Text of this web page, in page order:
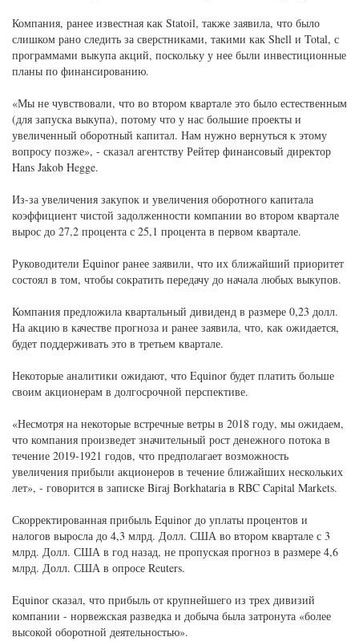
Компания, ранее известная как Statoil, также заявила, что было
слишком рано следить за сверстниками, такими как Shell и Total, с
программами выкупа акций, поскольку у нее были инвестиционные
планы по финансированию.
«Мы не чувствовали, что во втором квартале это было естественным
(для запуска выкупа), потому что у нас большие проекты и
увеличенный оборотный капитал. Нам нужно вернуться к этому
вопросу позже», - сказал агентству Рейтер финансовый директор
Hans Jakob Hegge.
Из-за увеличения закупок и увеличения оборотного капитала
коэффициент чистой задолженности компании во втором квартале
вырос до 27,2 процента с 25,1 процента в первом квартале.
Руководители Equinor ранее заявили, что их ближайший приоритет
состоял в том, чтобы сократить передачу до начала любых выкупов.
Компания предложила квартальный дивиденд в размере 0,23 долл.
На акцию в качестве прогноза и ранее заявила, что, как ожидается,
будет поддерживать это в третьем квартале.
Некоторые аналитики ожидают, что Equinor будет платить больше
своим акционерам в долгосрочной перспективе.
«Несмотря на некоторые встречные ветры в 2018 году, мы ожидаем,
что компания произведет значительный рост денежного потока в
течение 2019-1921 годов, что предполагает возможность
увеличения прибыли акционеров в течение ближайших нескольких
лет», - говорится в записке Biraj Borkhataria в RBC Capital Markets.
Скорректированная прибыль Equinor до уплаты процентов и
налогов выросла до 4,3 млрд. Долл. США во втором квартале с 3
млрд. Долл. США в год назад, не пропуская прогноз в размере 4,6
млрд. Долл. США в опросе Reuters.
Equinor сказал, что прибыль от крупнейшего из трех дивизий
компании - норвежская разведка и добыча была затронута «более
высокой оборотной деятельностью».